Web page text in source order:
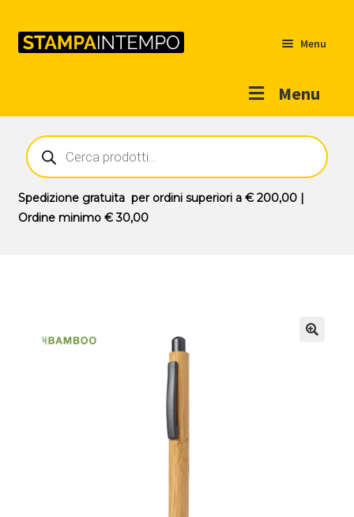
Menu
Menu
Outlet
Prodotti
Novità
Ricerca
prodotti
Spedizione gratuitaper ordini superiori a € 200,00|
Ordine minimo € 30,00